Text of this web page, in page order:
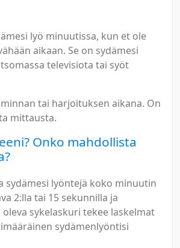
lyö minuutissa, kun et ole
aikaan. Se on sydämesi
televisiota tai syöt
tai harjoituksen aikana. On
mittausta.
Onko mahdollista
sydämesi lyöntejä koko minuutin
2:lla tai 15 sekunnilla ja
sykelaskuri tekee laskelmat
sydämenlyöntisi